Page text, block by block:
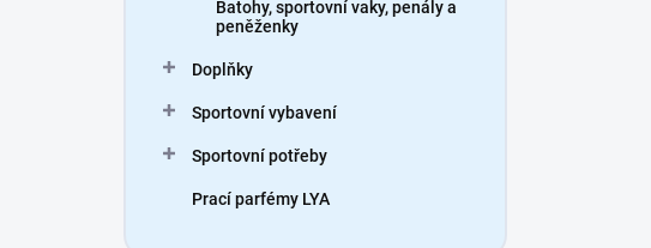
Batohy, sportovní vaky, penály a
peněženky
Doplňky
Sportovní vybavení
Sportovní potřeby
Prací parfémy LYA